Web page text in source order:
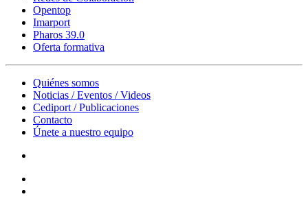
Opentop
Imarport
Pharos 39.0
Oferta formativa
Quiénes somos
Noticias / Eventos / Videos
Cediport / Publicaciones
Contacto
Únete a nuestro equipo